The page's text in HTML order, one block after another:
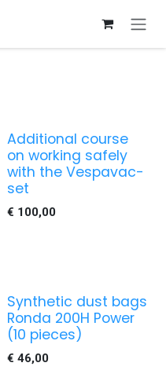
Additional course
on working safely
with the Vespavac-
set
€ 100,00
Synthetic dust bags
Ronda 200H Power
(10 pieces)
€ 46,00